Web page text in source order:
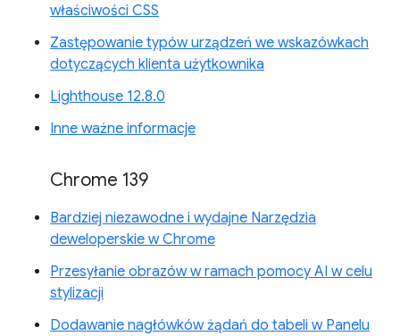
właściwości CSS
Zastępowanie typów urządzeń we wskazówkach
dotyczących klienta użytkownika
Lighthouse 12.8.0
Inne ważne informacje
Chrome 139
Bardziej niezawodne i wydajne Narzędzia
deweloperskie w Chrome
Przesyłanie obrazów w ramach pomocy AI w celu
stylizacji
Dodawanie nagłówków żądań do tabeli w Panelu